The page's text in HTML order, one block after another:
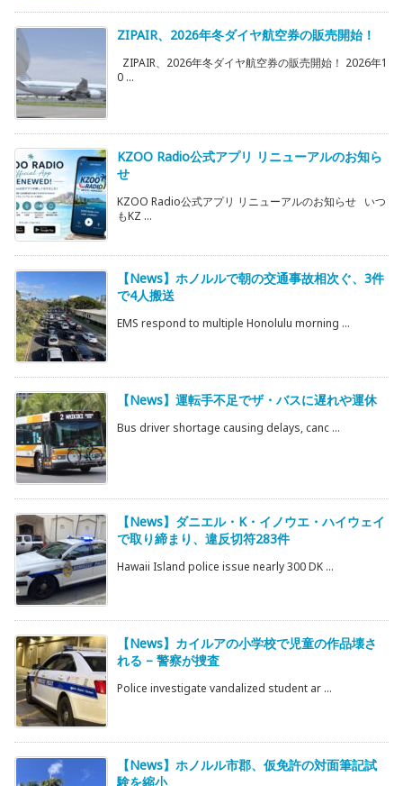
ZIPAIR、2026年冬ダイヤ航空券の販売開始！
ZIPAIR、2026年冬ダイヤ航空券の販売開始！ 2026年1
0 ...
KZOO Radio公式アプリ リニューアルのお知ら
せ
KZOO Radio公式アプリ リニューアルのお知らせ いつ
もKZ ...
【News】ホノルルで朝の交通事故相次ぐ、3件
で4人搬送
EMS respond to multiple Honolulu morning ...
【News】運転手不足でザ・バスに遅れや運休
Bus driver shortage causing delays, canc ...
【News】ダニエル・K・イノウエ・ハイウェイ
で取り締まり、違反切符283件
Hawaii Island police issue nearly 300 DK ...
【News】カイルアの小学校で児童の作品壊さ
れる – 警察が捜査
Police investigate vandalized student ar ...
【News】ホノルル市郡、仮免許の対面筆記試
験を縮小